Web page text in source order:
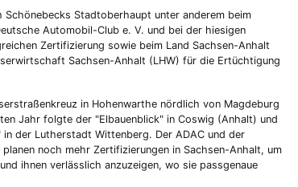
Stadtoberhaupt unter anderem beim
Automobil-Club e. V. und bei der hiesigen
Zertifizierung sowie beim Land Sachsen-Anhalt
Sachsen-Anhalt (LHW) für die Ertüchtigung
in Hohenwarthe nördlich von Magdeburg
Jahr folgte der "Elbauenblick" in Coswig (Anhalt) und
der Lutherstadt Wittenberg. Der ADAC und der
noch mehr Zertifizierungen in Sachsen-Anhalt, um
ihnen verlässlich anzuzeigen, wo sie passgenaue